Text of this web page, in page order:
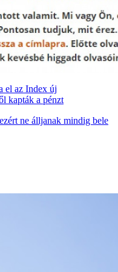
el az Index új
kapták a pénzt
ne álljanak mindig bele